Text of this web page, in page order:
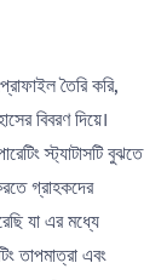
তৈরি করি,
বিবরণ দিয়ে।
স্ট্যাটাসটি বুঝতে
গ্রাহকদের
যা এর মধ্যে
তাপমাত্রা এবং